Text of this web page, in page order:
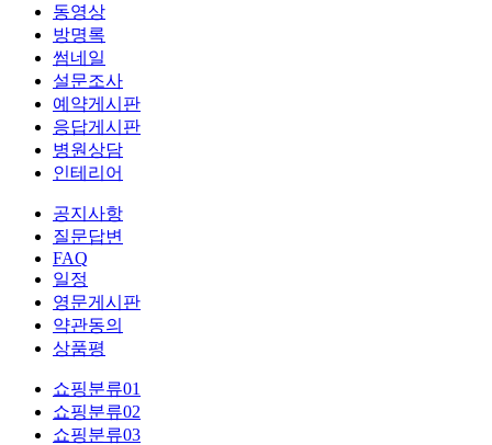
동영상
방명록
썸네일
설문조사
예약게시판
응답게시판
병원상담
인테리어
공지사항
질문답변
FAQ
일정
영문게시판
약관동의
상품평
쇼핑분류01
쇼핑분류02
쇼핑분류03